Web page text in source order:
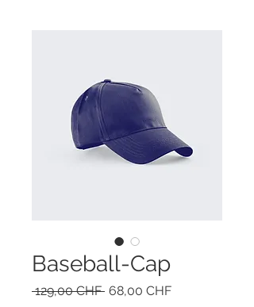
Baseball-Cap
129,00 CHF Prezzo
68,00 CHFPrezzo